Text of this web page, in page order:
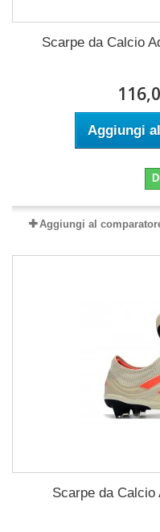
Scarpe da Calcio
Aggiungi
Aggiungi al
Scarpe da Calcio